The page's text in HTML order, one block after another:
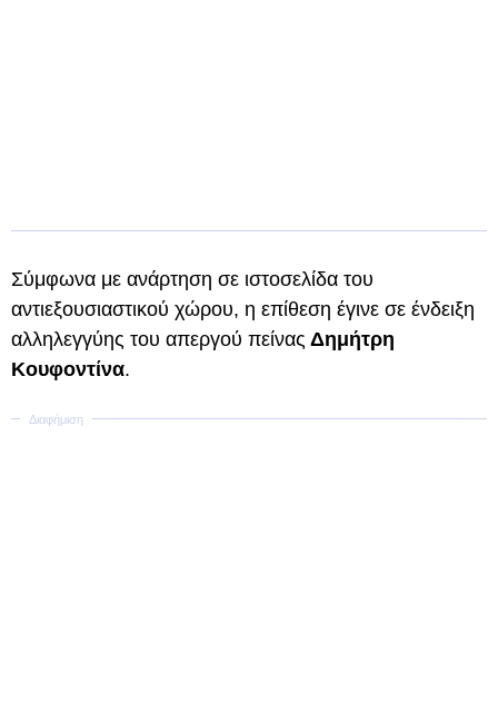
Σύμφωνα με ανάρτηση σε ιστοσελίδα του
αντιεξουσιαστικού χώρου, η επίθεση έγινε σε ένδειξη
αλληλεγγύης του απεργού πείνας Δημήτρη
Κουφοντίνα.